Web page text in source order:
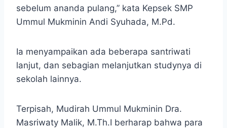
sebelum ananda pulang,” kata Kepsek SMP
Ummul Mukminin Andi Syuhada, M.Pd.
Ia menyampaikan ada beberapa santriwati
lanjut, dan sebagian melanjutkan studynya di
sekolah lainnya.
Terpisah, Mudirah Ummul Mukminin Dra.
Masriwaty Malik, M.Th.I berharap bahwa para